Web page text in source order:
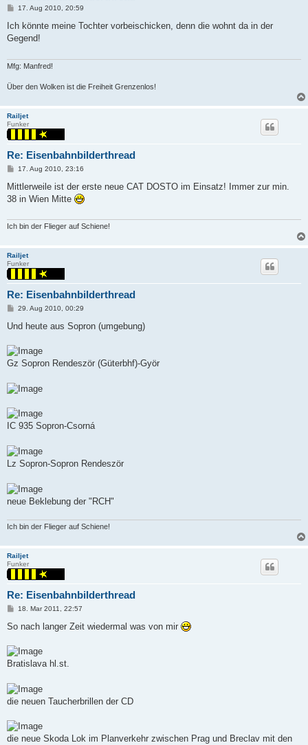
P
s
17. Aug 2010, 20:59
Ich könnte meine Tochter vorbeischicken, denn die wohnt da in der
Gegend!
Mfg: Manfred!
Über den Wolken ist die Freiheit Grenzenlos!
Railjet
Funker
Re: Eisenbahnbilderthread
P
s
17. Aug 2010, 23:16
Mittlerweile ist der erste neue CAT DOSTO im Einsatz! Immer zur min.
38 in Wien Mitte
Ich bin der Flieger auf Schiene!
Railjet
Funker
Re: Eisenbahnbilderthread
P
s
29. Aug 2010, 00:29
Und heute aus Sopron (umgebung)
Gz Sopron Rendeször (Güterbhf)-Györ
IC 935 Sopron-Csorná
Lz Sopron-Sopron Rendeször
neue Beklebung der "RCH"
Ich bin der Flieger auf Schiene!
Railjet
Funker
Re: Eisenbahnbilderthread
P
s
18. Mar 2011, 22:57
So nach langer Zeit wiedermal was von mir
Bratislava hl.st.
die neuen Taucherbrillen der CD
die neue Skoda Lok im Planverkehr zwischen Prag und Breclav mit den